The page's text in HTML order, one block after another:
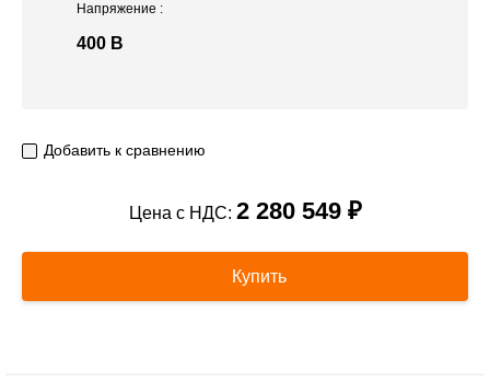
Напряжение :
400 В
Добавить к сравнению
Цена с НДС: 2 280 549 ₽
Купить